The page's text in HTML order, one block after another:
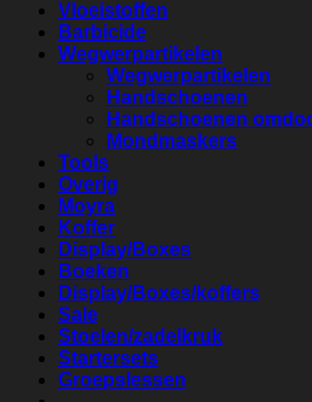
Vloeistoffen
Barbicide
Wegwerpartikelen
Wegwerpartikelen
Handschoenen
Handschoenen
Mondmaskers
Tools
Overig
Moyra
Koffer
Display/Boxes
Boeken
Display/Boxes/koffers
Sale
Stoelen/zadelkruk
Startersets
Groepslessen